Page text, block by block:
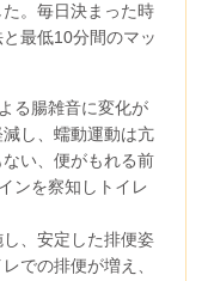
。毎日決まった時
最低10分間のマッ
る腸雑音に変化が
し、蠕動運動は亢
い、便がもれる前
ンを察知しトイレ
、安定した排便姿
での排便が増え、